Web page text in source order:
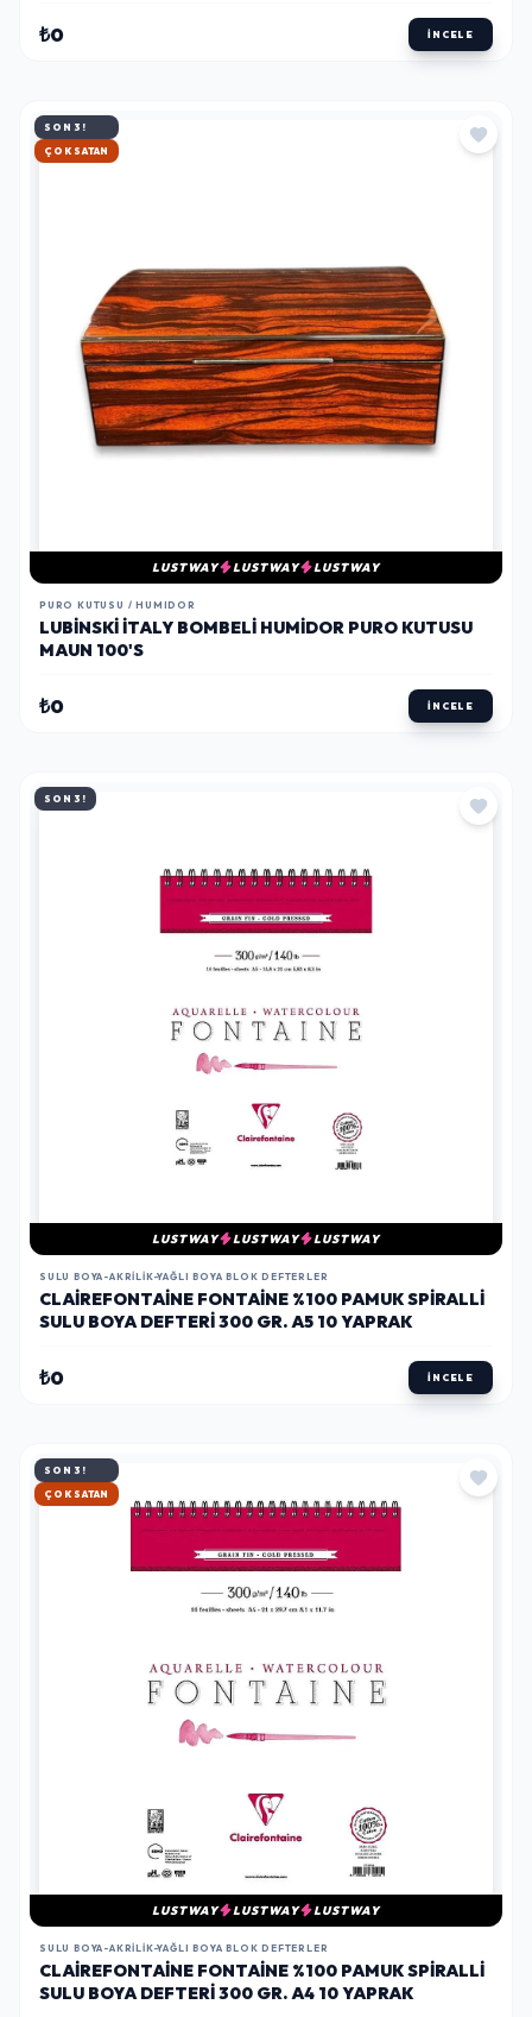
₺0 İNCELE
SON 3!
HIZLI KARGO
LUSTWAY LUSTWAY LUSTWAY
PURO KUTUSU / HUMIDOR
LUBINSKI İTALY BOMBELI HUMIDOR PURO KUTUSU
MAUN 100'S
₺0 İNCELE
SON 3!
LUSTWAY LUSTWAY LUSTWAY
SULU BOYA-AKRILIK-YAĞLI BOYA BLOK DEFTERLER
CLAIREFONTAINE FONTAINE %100 PAMUK SPIRALLI
SULU BOYA DEFTERI 300 GR. A5 10 YAPRAK
₺0 İNCELE
SON 3!
HIZLI KARGO
LUSTWAY LUSTWAY LUSTWAY
SULU BOYA-AKRILIK-YAĞLI BOYA BLOK DEFTERLER
CLAIREFONTAINE FONTAINE %100 PAMUK SPIRALLI
SULU BOYA DEFTERI 300 GR. A4 10 YAPRAK